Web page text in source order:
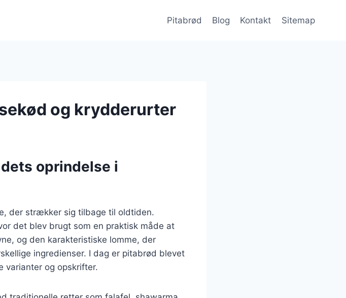
Pitabrød Blog Kontakt Sitemap
og krydderurter
oprindelse i
der strækker sig tilbage til oldtiden.
det blev brugt som en praktisk måde at
og den karakteristiske lomme, der
ingredienser. I dag er pitabrød blevet
varianter og opskrifter.